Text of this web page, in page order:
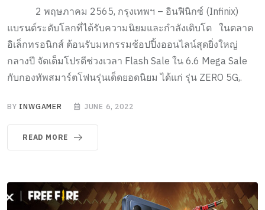
2 พฤษภาคม 2565, กรุงเทพฯ – อินฟินิกซ์ (Infinix)
แบรนด์ระดับโลกที่ได้รับความนิยมและกำลังเติบโต ในตลาด
อิเล็กทรอนิกส์ ต้อนรับมหกรรมช้อปปิ้งออนไลน์สุดยิ่งใหญ่
กลางปี จัดเต็มโปรดีช่วงเวลา Flash Sale ใน 6.6 Mega Sale
กับกองทัพสมาร์ตโฟนรุ่นเด็ดยอดนิยม ได้แก่ รุ่น ZERO 5G,.
BY INWGAMER JUNE 6, 2022
READ MORE